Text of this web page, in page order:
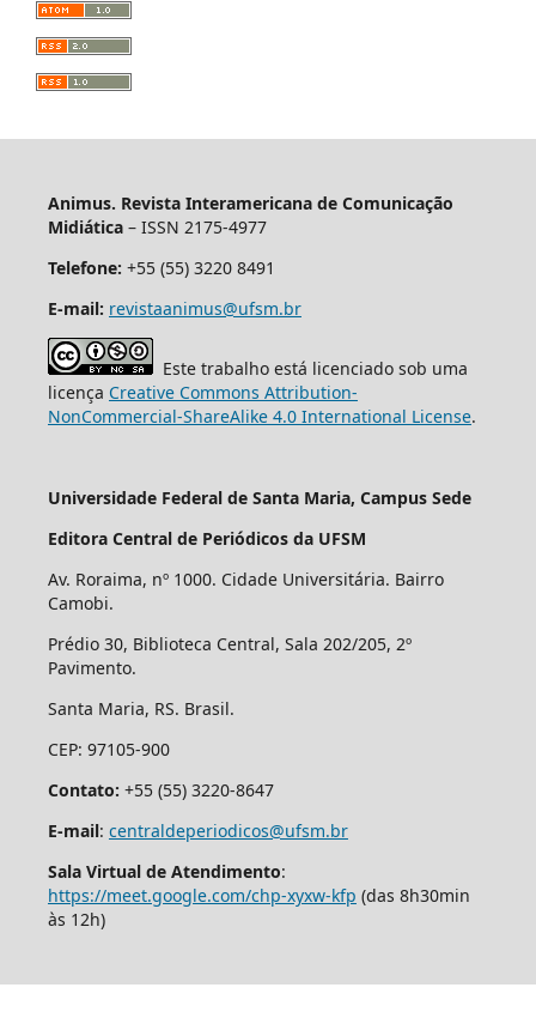
Animus. Revista Interamericana de Comunicação
Midiática– ISSN 2175-4977
Telefone: +55 (55) 3220 8491
E-mail: revistaanimus@ufsm.br
Este trabalho está licenciado sob uma
licença Creative Commons Attribution-
NonCommercial-ShareAlike 4.0 International License.
Universidade Federal de Santa Maria, Campus Sede
Editora Central de Periódicos da UFSM
Av. Roraima, nº 1000. Cidade Universitária. Bairro
Camobi.
Prédio 30, Biblioteca Central, Sala 202/205, 2º
Pavimento.
Santa Maria, RS. Brasil.
CEP: 97105-900
Contato: +55 (55) 3220-8647
E-mail: centraldeperiodicos@ufsm.br
Sala Virtual de Atendimento:
https://meet.google.com/chp-xyxw-kfp (das 8h30min
às 12h)